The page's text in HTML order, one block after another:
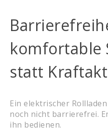
komfortable
statt
Ein elektrischer
noch nicht barrierefrei.
ihn bedienen.